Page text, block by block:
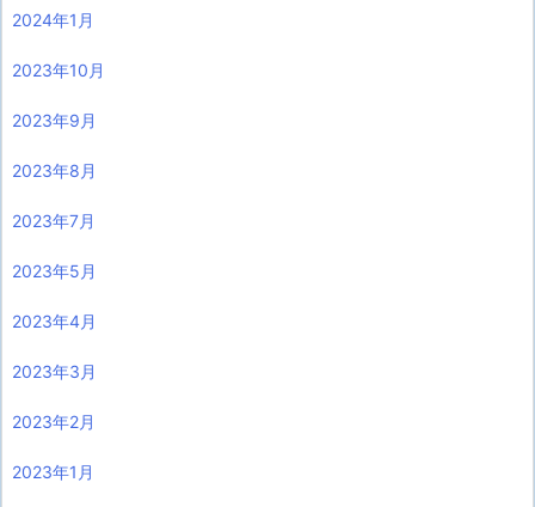
2024年1月
2023年10月
2023年9月
2023年8月
2023年7月
2023年5月
2023年4月
2023年3月
2023年2月
2023年1月